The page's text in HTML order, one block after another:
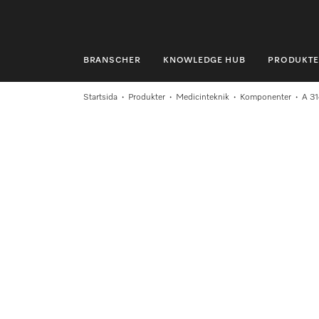
BRANSCHER KNOWLEDGE HUB
BRANSCHER
Startsida Produkter Medicinteknik Komponenter A